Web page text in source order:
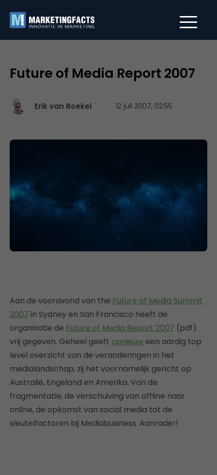
Future of Media Report 2007
Erik van Roekel 12 juli 2007, 02:55
Aan de vooravond van the Future of Media Summit
2007 in Sydney en San Francisco heeft de
organisatie de Future of Media Report 2007 (pdf)
vrij gegeven. Geheel geeft opnieuw een aardig top
level overzicht van de veranderingen in het
medialandschap, zij het voornamelijk gericht op
Australië, Engeland en Amerika. Van de
fragmentatie, de verschuiving van offline naar
online, de opkomst van social media tot de
sleutelfactoren bij Mediabusiness. Aanrader!